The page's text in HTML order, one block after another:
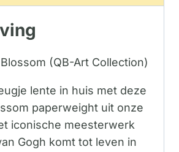
Blossom (QB-Art Collection)
lente in huis met deze
paperweight uit onze
iconische meesterwerk
Gogh komt tot leven in